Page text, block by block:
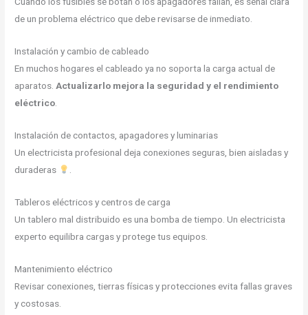
de un problema eléctrico que debe revisarse de inmediato.
Instalación y cambio de cableado
En muchos hogares el cableado ya no soporta la carga actual de
aparatos. Actualizarlo mejora la seguridad y el rendimiento
eléctrico
Instalación de contactos, apagadores y luminarias
Un electricista profesional deja conexiones seguras, bien aisladas y
duraderas
Tableros eléctricos y centros de carga
Un tablero mal distribuido es una bomba de tiempo. Un electricista
experto equilibra cargas y protege tus equipos.
Mantenimiento eléctrico
Revisar conexiones, tierras físicas y protecciones evita fallas graves
y costosas.